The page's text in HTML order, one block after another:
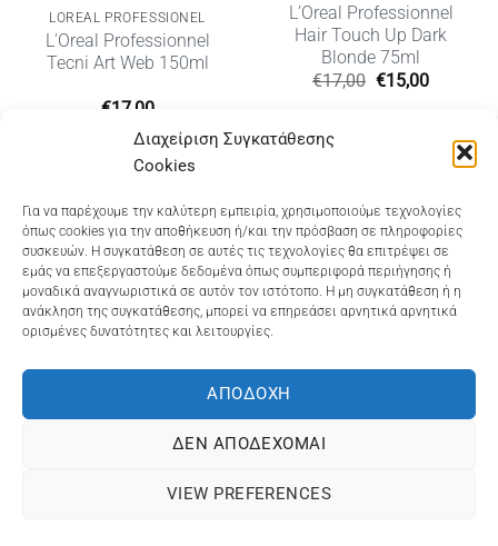
Διαχείριση Συγκατάθεσης
Cookies
Για να παρέχουμε την καλύτερη εμπειρία, χρησιμοποιούμε τεχνολογίες
όπως cookies για την αποθήκευση ή/και την πρόσβαση σε πληροφορίες
συσκευών. Η συγκατάθεση σε αυτές τις τεχνολογίες θα επιτρέψει σε
εμάς να επεξεργαστούμε δεδομένα όπως συμπεριφορά περιήγησης ή
μοναδικά αναγνωριστικά σε αυτόν τον ιστότοπο. Η μη συγκατάθεση ή η
ανάκληση της συγκατάθεσης, μπορεί να επηρεάσει αρνητικά αρνητικά
ορισμένες δυνατότητες και λειτουργίες.
ΑΠΟΔΟΧΉ
ΔΕΝ ΑΠΟΔΈΧΟΜΑΙ
VIEW PREFERENCES
LOREAL PROFESSIONEL
L’Oreal Professionnel
Tecni Art Web 150ml
€17,00
L’Oreal Professionnel
Hair Touch Up Dark
Blonde 75ml
€17,00 Original
price
€15,00Η
€15,00.
Dioni Hair Care, Ζυμβρακάκηδων 33, τηλ 28210
91906
Dioni Hair Spa, Κ. Σφακιανάκη 5, τηλ 28210 94712
On
Delivery
ΤΡΟΠΟΙ ΠΛΗΡΩΜΗΣ
ΠΟΛΙΤΙΚΉ ΕΠΙΣΤΡΟΦΏΝ
ΠΟΛΙΤΙΚΉ ΑΠΟΡΡΉΤΟΥ – COOKIES (ΕΕ)
. Powered byOCS eShop Development